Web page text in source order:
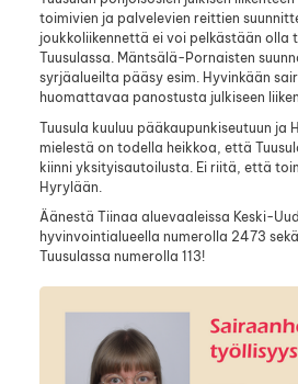
toimivien ja palvelevien reittien
joukkoliikennettä ei voi pelkästään olla
Tuusulassa. Mäntsälä-Pornaisten
syrjäalueilta pääsy esim. Hyvinkään
huomattavaa panostusta julkiseen
Tuusula kuuluu pääkaupunkiseutuun ja
mielestä on todella heikkoa, että
kiinni yksityisautoilusta. Ei riitä, että
Hyrylään.
Äänestä Tiinaa aluevaaleissa Keski-
hyvinvointialueella numerolla 2473
Tuusulassa numerolla 113!